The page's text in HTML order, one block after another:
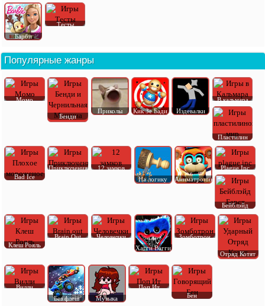
Барби
Тесты
Популярные жанры
Момо
Бенди
Приколы Кик Зе Бади Издевалки
В кальмара
Пластилин
Bad Ice
Приключения
12 замков
На логику
Аниматроник
Plague Inc
Бейблэйд
Клеш Рояль
Brain Out
Человечки
Хагги Вагги
Зомботрон
Отряд Котят
Вилли
Без флеш
Музыка
Поп Ит
Бен